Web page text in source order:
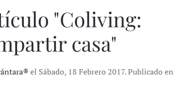
"Coliving:
casa"
el Sábado, 18 Febrero 2017. Publicado en